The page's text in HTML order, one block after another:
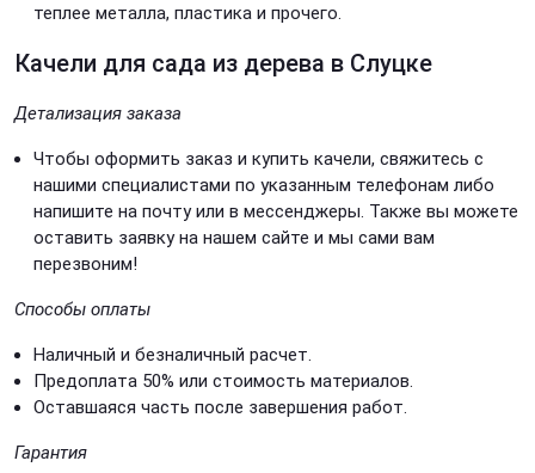
теплее металла, пластика и прочего.
Качели для сада из дерева в Слуцке
Детализация заказа
Чтобы оформить заказ и купить качели, свяжитесь с
нашими специалистами по указанным телефонам либо
напишите на почту или в мессенджеры. Также вы можете
оставить заявку на нашем сайте и мы сами вам
перезвоним!
Способы оплаты
Наличный и безналичный расчет.
Предоплата 50% или стоимость материалов.
Оставшаяся часть после завершения работ.
Гарантия